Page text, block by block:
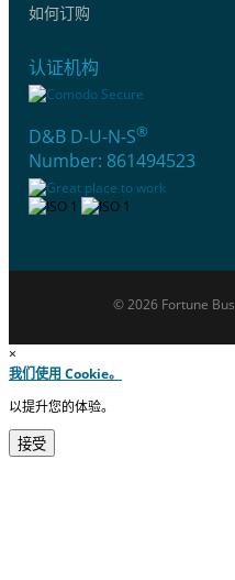
如何订购
认证机构
D&B D-U-N-S®
Number: 861494523
© 2026 Fortune
×
我们使用 Cookie。
以提升您的体验。
接受